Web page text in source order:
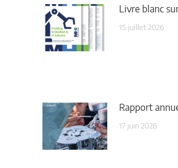
Livre blanc
15 juillet 2026
Rapport
17 juin 2026